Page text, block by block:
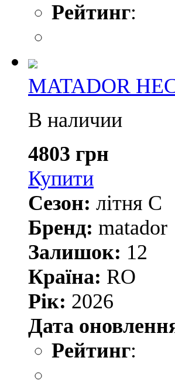
Рейтинг:
MATADOR
В наличии
4803 грн
Купити
Сезон: літня С
Бренд: matador
Залишок: 12
Країна: RO
Рік: 2026
Дата
Рейтинг: